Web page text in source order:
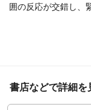
囲の反応が交錯し、
書店などで詳細を